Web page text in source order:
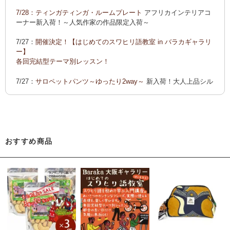
カンガ 会員様お買い得！
カンガ 人気柄が限定数再入荷！
限
定生産記念カンガ 会員セール中！
「ポイントカーニバル」開催中
◆お買い上げ商品へのご感想をお送り下さると、お買い物に使
えるポイントプレゼント！詳しくは、
7/28： ティンガティンガ・ルームプレート アフリカインテリアコ
ーナー新入荷！～人気作家の作品限定入荷～
7/27： 開催決定！【はじめてのスワヒリ語教室 in バラカギャラリ
ー】
各回完結型テーマ別レッスン！
7/27： サロペットパンツ～ゆったり2way～ 新入荷！大人上品シル
7/21：夏休み開催決定！【アフリカンワークショップ in バラカギ
ャラリー】
「ティンガティンガ・うちわ作り」 「ティンガティンガを描こ
う」
7/21：リバーシブルB4トートバッグ新入荷！
おすすめ商品